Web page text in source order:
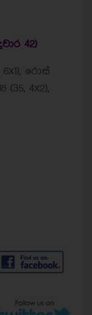
42)
රොස්
(35, 4x2),